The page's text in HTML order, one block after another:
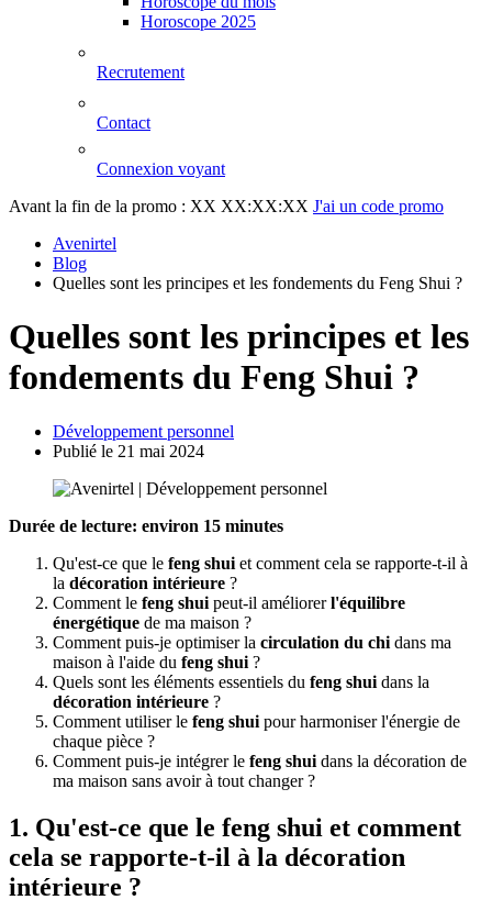
Horoscope 2025
Recrutement
Contact
Connexion voyant
Avant la fin de la promo : XX XX:XX:XX J'ai un code promo
Avenirtel
Blog
Quelles sont les principes et les fondements du Feng Shui ?
Quelles sont les principes et les
fondements du Feng Shui ?
Développement personnel
Publié le 21 mai 2024
Durée de lecture: environ 15 minutes
Qu'est-ce que le feng shui et comment cela se rapporte-t-il à
la décoration intérieure ?
Comment le feng shui peut-il améliorerl'équilibre
énergétique de ma maison ?
Comment puis-je optimiser la circulation du chi dans ma
maison à l'aide du feng shui ?
Quels sont les éléments essentiels du feng shui dans la
décoration intérieure ?
Comment utiliser le feng shui pour harmoniser l'énergie de
chaque pièce ?
Comment puis-je intégrer le feng shui dans la décoration de
ma maison sans avoir à tout changer ?
1. Qu'est-ce que le feng shui et comment
cela se rapporte-t-il à la décoration
intérieure ?